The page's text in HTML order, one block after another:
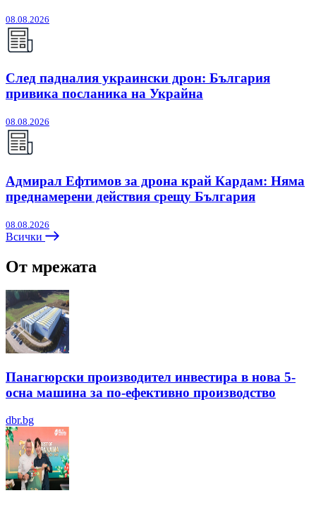
08.08.2026
След падналия украински дрон: България
привика посланика на Украйна
08.08.2026
Адмирал Ефтимов за дрона край Кардам: Няма
преднамерени действия срещу България
08.08.2026
Всички
От мрежата
Панагюрски производител инвестира в нова 5-
осна машина за по-ефективно производство
dbr.bg